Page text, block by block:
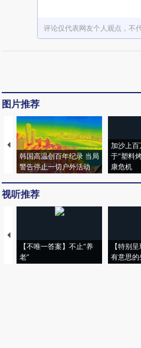
评论仅代表网友个人观点，不
图片推荐
韩国高温创百年纪录 当局
警告停止一切户外活动
加沙上百
于“塑料
康危机
视听推荐
【不唯一答案】不止“养
老”
【特别
有意思的